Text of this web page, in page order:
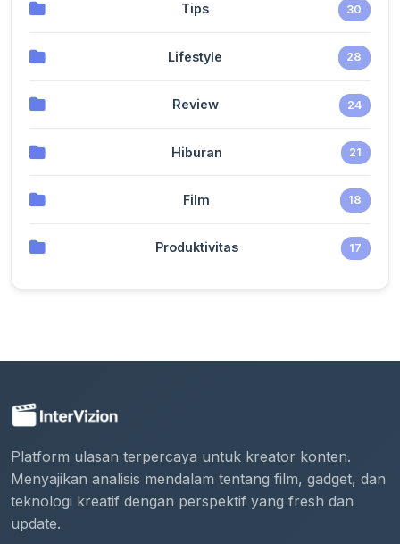
Tips 30
Lifestyle 28
Review 24
Hiburan 21
Film 18
Produktivitas 17
Platform ulasan terpercaya untuk kreator konten.
Menyajikan analisis mendalam tentang film, gadget, dan
teknologi kreatif dengan perspektif yang fresh dan
update.